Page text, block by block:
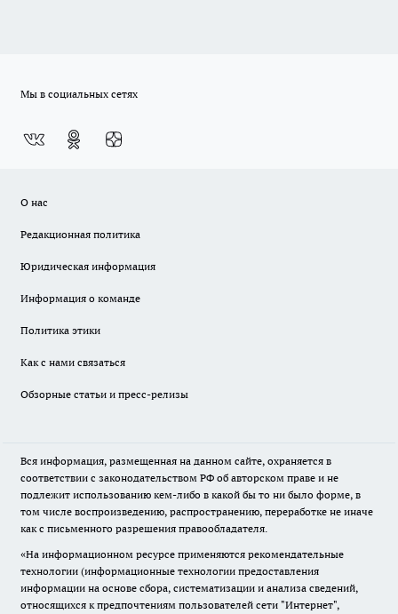
Мы в социальных сетях
О нас
Редакционная политика
Юридическая информация
Информация о команде
Политика этики
Как с нами связаться
Обзорные статьи и пресс-релизы
Вся информация, размещенная на данном сайте, охраняется в
соответствии с законодательством РФ об авторском праве и не
подлежит использованию кем-либо в какой бы то ни было форме, в
том числе воспроизведению, распространению, переработке не иначе
как с письменного разрешения правообладателя.
«На информационном ресурсе применяются рекомендательные
технологии (информационные технологии предоставления
информации на основе сбора, систематизации и анализа сведений,
относящихся к предпочтениям пользователей сети "Интернет",